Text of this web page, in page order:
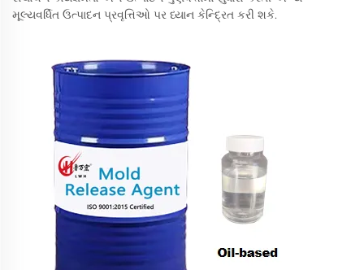
મૂલ્યવર્ધિત ઉત્પાદન પ્રવૃત્તિઓ પર ધ્યાન કેન્દ્રિત કરી શકે.